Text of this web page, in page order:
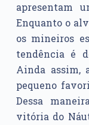
apresentam
Enquanto o
os mineiros
tendência é
Ainda assim,
pequeno
Dessa
vitória do